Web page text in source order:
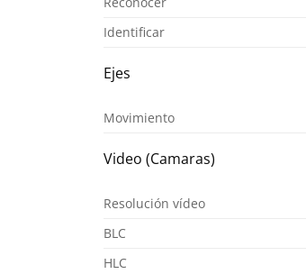
Identificar
Ejes
Movimiento
Video (Camaras)
Resolución vídeo
BLC
HLC